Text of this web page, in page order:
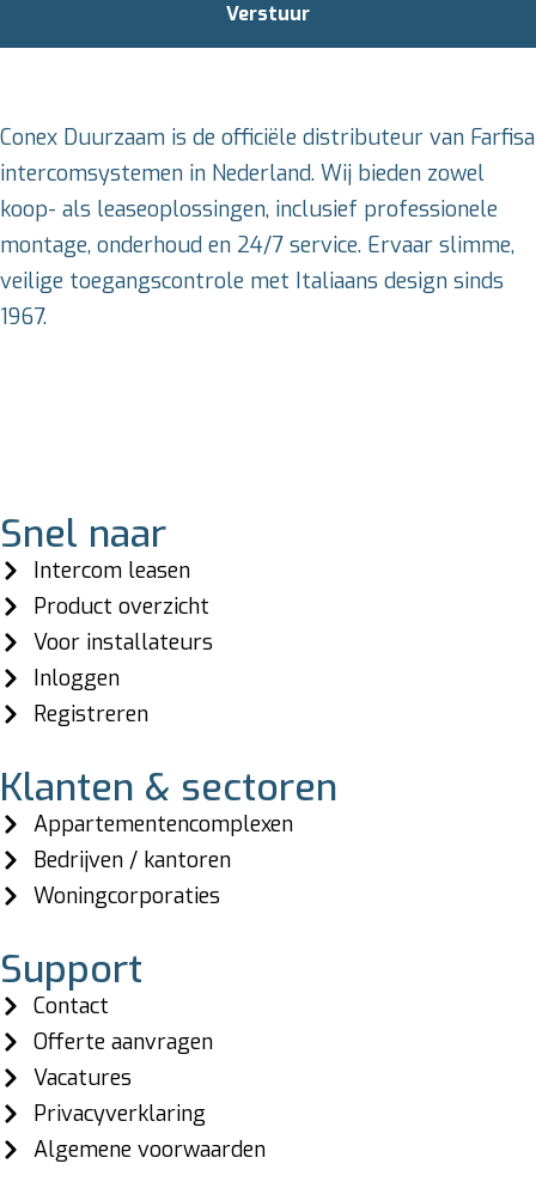
Verstuur
Conex Duurzaam is de officiële distributeur van Farfisa
intercomsystemen in Nederland. Wij bieden zowel
koop- als leaseoplossingen, inclusief professionele
montage, onderhoud en 24/7 service. Ervaar slimme,
veilige toegangscontrole met Italiaans design sinds
1967.
Snel naar
Intercom leasen
Product overzicht
Voor installateurs
Inloggen
Registreren
Klanten & sectoren
Appartementencomplexen
Bedrijven / kantoren
Woningcorporaties
Support
Contact
Offerte aanvragen
Vacatures
Privacyverklaring
Algemene voorwaarden